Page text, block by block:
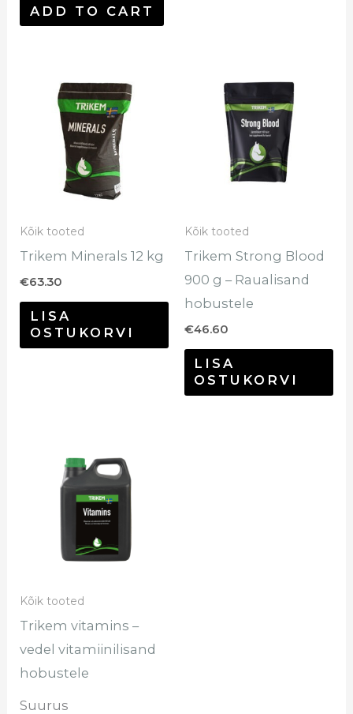
ADD TO CART
Kõik tooted
Trikem Minerals 12 kg
€63.30
LISA
OSTUKORVI
Kõik tooted
Trikem Strong Blood
900 g – Raualisand
hobustele
€46.60
LISA
OSTUKORVI
Kõik tooted
Trikem vitamins –
vedel vitamiinilisand
hobustele
Suurus